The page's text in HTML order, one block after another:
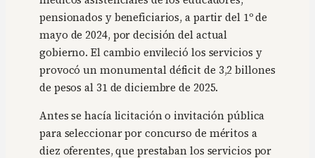
pensionados y beneficiarios, a partir del 1º de
mayo de 2024, por decisión del actual
gobierno. El cambio envileció los servicios y
provocó un monumental déficit de 3,2 billones
de pesos al 31 de diciembre de 2025.
Antes se hacía licitación o invitación pública
para seleccionar por concurso de méritos a
diez oferentes, que prestaban los servicios por